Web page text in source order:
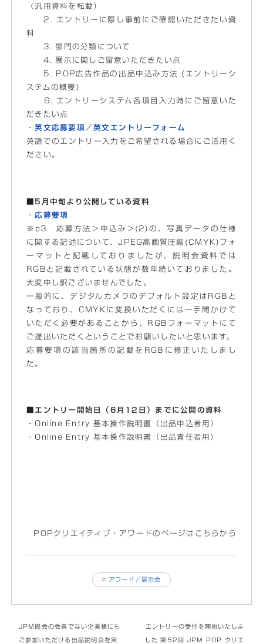
（汎用資料を転載）
2. エントリーに際し事前にご確認いただきたい資
料
3. 部門の分類について
4. 展示に関しご留意いただきたい点
5. POP広告作品の出品申込み方法 (エントリーシ
ステムの概要)
6. エントリーシステム各項目入力時にご留意いた
だきたい点
・英文応募要項 ／英文エントリーフォーム
英語でのエントリー入力をご希望される場合にご活用く
ださい。
■5月中旬より公開している資料
・ 応募要項
※p3 応募方法＞申込み＞(2)の、写真データの仕様
に関する記述について、JPEG高画質圧縮(CMYK)フォ
ーマットと記載しておりましたが、説明会資料では
RGBと記載されている状態が数年続いておりました。
大変申し訳ございませんでした。
一般的に、デジタルカメラのデフォルト設定はRGBと
なっており、CMYKに変換いただくには一手間かけて
いただく必要があることから、RGBフォーマットにて
ご提出いただくということでお願いしたいと思います。
応募要項の該当箇所の記載をRGBに修正いたしまし
た。
■エントリー開始日（6月12日）までに公開の資料
・Online Entry 基本操作説明書（出品申込者用）
・Online Entry 基本操作説明書（出品責任者用）
POPクリエイティブ・アワードのページはこちらから
# アワード／展示会
JPM協会の会員でない企業様にも
ご参加いただける出品説明会を実
エントリーの受付を開始いたしま
した 第52回 JPM POP クリエ